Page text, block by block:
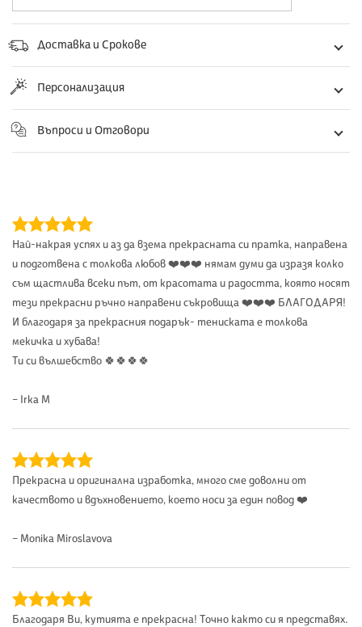
Доставка и Срокове
Персонализация
Въпроси и Отговори
Най-накрая успях и аз да взема прекрасната си пратка, направена
и подготвена с толкова любов ❤️❤️❤️ нямам думи да изразя колко
съм щастлива всеки път, от красотата и радостта, която носят
тези прекрасни ръчно направени съкровища ❤️❤️❤️ БЛАГОДАРЯ!
И благодаря за прекрасния подарък- тениската е толкова
мекичка и хубава!
Ти си вълшебство 🍀🍀🍀🍀
– Irka M
Прекрасна и оригинална изработка, много сме доволни от
качеството и вдъхновението, което носи за един повод ❤️
– Monika Miroslavova
Благодаря Ви, кутията е прекрасна! Точно както си я представях.